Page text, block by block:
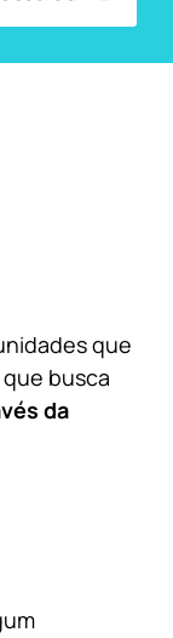
que
busca
da